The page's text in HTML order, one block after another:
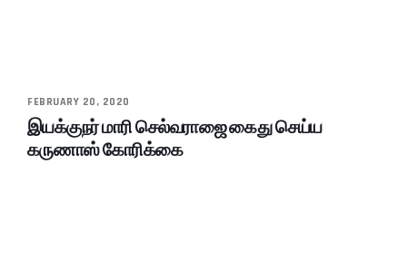
FEBRUARY 20, 2020
இயக்குநர் மாரி செல்வராஜை கைது செய்ய
கருணாஸ் கோரிக்கை